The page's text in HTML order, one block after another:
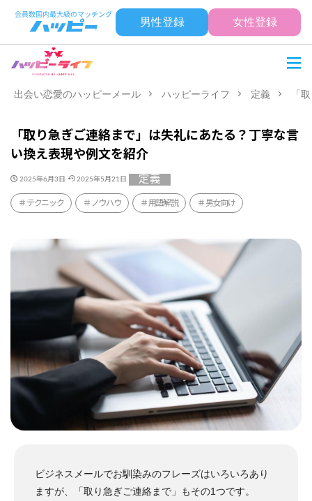
男性登録 女性登録
出会い恋愛のハッピーメール ハッピーライフ 定義 「
「取り急ぎご連絡まで」は失礼にあたる？丁寧な言
い換え表現や例文を紹介
2025年6月3日 2025年5月21日 定義
テクニック ノウハウ 用語解説 男女向け
ビジネスメールでお馴染みのフレーズはいろいろあり
ますが、「取り急ぎご連絡まで」もその1つです。